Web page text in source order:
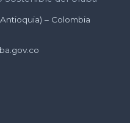
– Colombia